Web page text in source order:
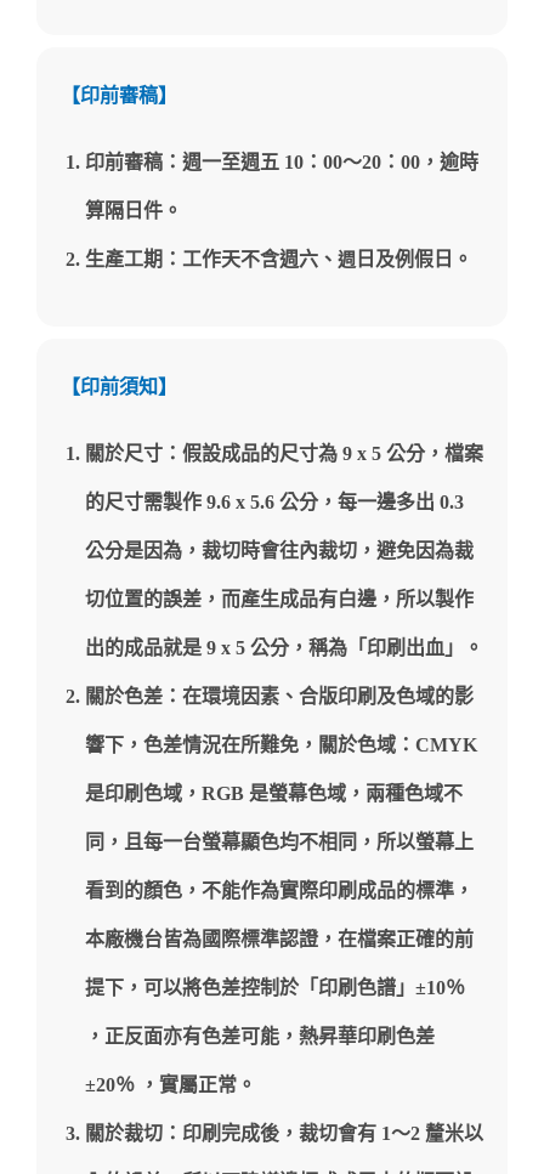
【印前審稿】
印前審稿：週一至週五 10：00～20： 00，逾時
算隔日件。
生產工期：工作天不含週六、 週 日及例假日。
【印前須知】
關於尺寸：假設成品的尺寸為 9 x 5 公分，檔案
的尺寸需製作 9.6 x 5.6 公分，每一邊多出 0.3
公分是因為，裁切時會往內裁切，避免因為裁
切位置的誤差，而產生成品有白邊，所以製作
出的成品就是 9 x 5 公分，稱為「印刷出血」。
關於色差：在環境因素、合版印刷及色域的影
響下，色差情況在所難免，關於色域：CMYK
是印刷色域，RGB 是螢幕色域，兩種色域不
同，且每一台螢幕顯色均不相同，所以螢幕上
看到的顏色，不能作為實際印刷成品的標準，
本廠機台皆為國際標準認證，在檔案正確的前
提下，可以將色差控制於「印刷色譜」±10％
，正反面亦有色差可能，熱昇華印刷色差
±20％ ，實屬正常。
關於裁切：印刷完成後，裁切會有 1～2 釐米以